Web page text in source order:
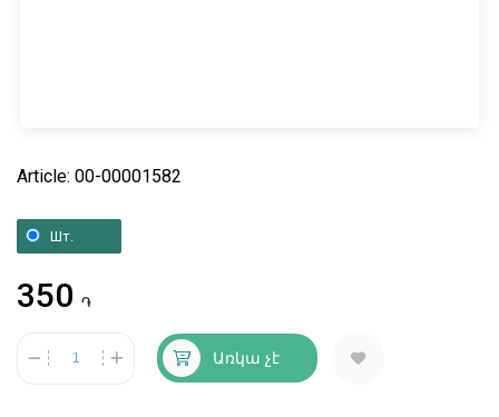
Article: 00-00001582
Шт.
350 ֏
Առկա չէ